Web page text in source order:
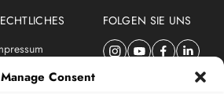
Manage Consent
Datenschutzerklärung
FOLGEN SIE UNS